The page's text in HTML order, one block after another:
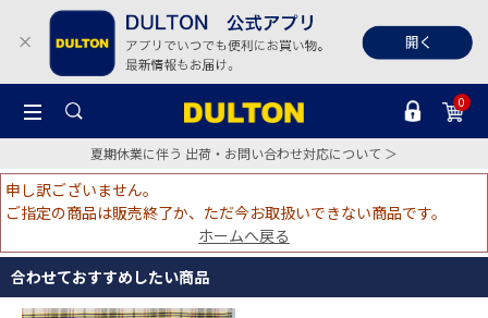
0
夏期休業に伴う 出荷・お問い合わせ対応について ＞
申し訳ございません。
ご指定の商品は販売終了か、ただ今お取扱いできない商品です。
ホームへ戻る
合わせておすすめしたい商品